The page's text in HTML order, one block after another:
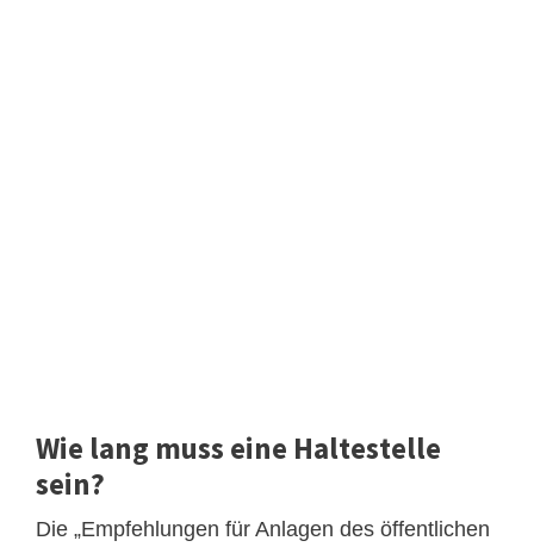
Wie lang muss eine Haltestelle
sein?
Die „Empfehlungen für Anlagen des öffentlichen